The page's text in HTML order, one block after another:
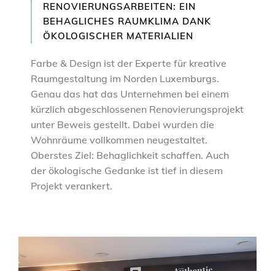
RENOVIERUNGSARBEITEN: EIN
BEHAGLICHES RAUMKLIMA DANK
ÖKOLOGISCHER MATERIALIEN
Farbe & Design ist der Experte für kreative
Raumgestaltung im Norden Luxemburgs.
Genau das hat das Unternehmen bei einem
kürzlich abgeschlossenen Renovierungsprojekt
unter Beweis gestellt. Dabei wurden die
Wohnräume vollkommen neugestaltet.
Oberstes Ziel: Behaglichkeit schaffen. Auch
der ökologische Gedanke ist tief in diesem
Projekt verankert.